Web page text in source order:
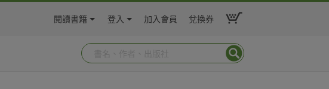
閱讀書籍 登入 加入會員 兌換券